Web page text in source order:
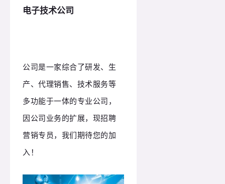
电子技术公司
公司是一家综合了研发、生
产、代理销售、技术服务等
多功能于一体的专业公司，
因公司业务的扩展，现招聘
营销专员，我们期待您的加
入！